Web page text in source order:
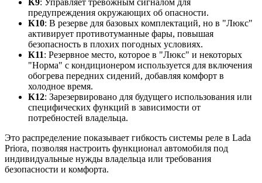
предупреждения окружающих об опасности.
К10: В резерве для базовых комплектаций, но в "Люкс"
активирует противотуманные фары, повышая
безопасность в плохих погодных условиях.
К11: Резервное место, которое в "Люкс" и некоторых
"Норма" с кондиционером используется для включения
обогрева передних сидений, добавляя комфорт в
холодное время.
К12: Зарезервировано для будущего использования или
специфических функций в зависимости от
потребностей владельца.
Это распределение показывает гибкость системы реле в Lada
Priora, позволяя настроить функционал автомобиля под
индивидуальные нужды владельца или требования
безопасности и комфорта.